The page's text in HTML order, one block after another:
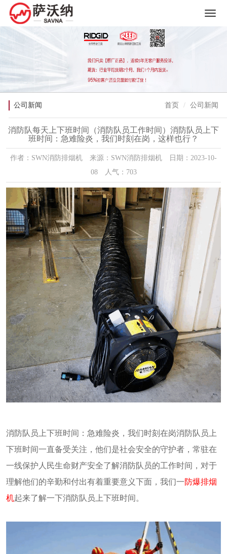
公司新闻 首页 公司新闻
消防队每天上下班时间（消防队员工作时间）消防队员上下
班时间：急难险炎，我们时刻在岗，这样也行？
作者：SWN消防排烟机 来源：SWN消防排烟机 日期：2023-10-
08 人气：703
消防队员上下班时间：急难险炎，我们时刻在岗消防队员上
下班时间一直备受关注，他们是社会安全的守护者，常驻在
一线保护人民生命财产安全了解消防队员的工作时间，对于
理解他们的辛勤和付出有着重要意义下面，我们一防爆排烟
机起来了解一下消防队员上下班时间。